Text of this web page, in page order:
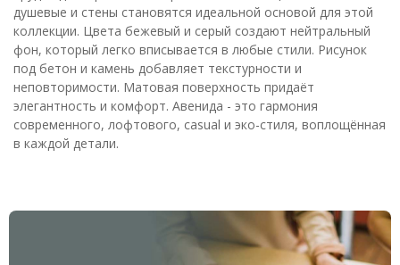
душевые и стены становятся идеальной основой для этой
коллекции. Цвета бежевый и серый создают нейтральный
фон, который легко вписывается в любые стили. Рисунок
под бетон и камень добавляет текстурности и
неповторимости. Матовая поверхность придаёт
элегантность и комфорт. Авенида - это гармония
современного, лофтового, casual и эко-стиля, воплощённая
в каждой детали.